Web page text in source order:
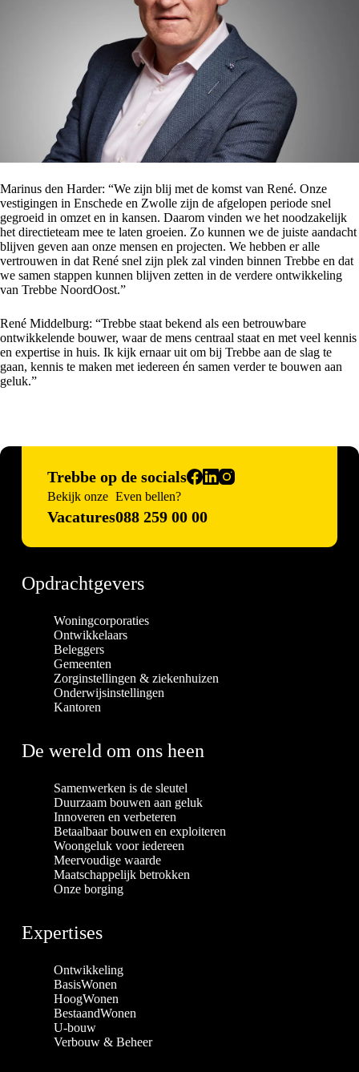
Marinus den Harder: “We zijn blij met de komst van René. Onze
vestigingen in Enschede en Zwolle zijn de afgelopen periode snel
gegroeid in omzet en in kansen. Daarom vinden we het noodzakelijk
het directieteam mee te laten groeien. Zo kunnen we de juiste aandacht
blijven geven aan onze mensen en projecten. We hebben er alle
vertrouwen in dat René snel zijn plek zal vinden binnen Trebbe en dat
we samen stappen kunnen blijven zetten in de verdere ontwikkeling
van Trebbe NoordOost.”
René Middelburg: “Trebbe staat bekend als een betrouwbare
ontwikkelende bouwer, waar de mens centraal staat en met veel kennis
en expertise in huis. Ik kijk ernaar uit om bij Trebbe aan de slag te
gaan, kennis te maken met iedereen én samen verder te bouwen aan
geluk.”
Trebbe op de socials
Bekijk onze
Vacatures
Even bellen?
088 259 00 00
Opdrachtgevers
Woningcorporaties
Ontwikkelaars
Beleggers
Gemeenten
Zorginstellingen & ziekenhuizen
Onderwijsinstellingen
Kantoren
De wereld om ons heen
Samenwerken is de sleutel
Duurzaam bouwen aan geluk
Innoveren en verbeteren
Betaalbaar bouwen en exploiteren
Woongeluk voor iedereen
Meervoudige waarde
Maatschappelijk betrokken
Onze borging
Expertises
Ontwikkeling
BasisWonen
HoogWonen
BestaandWonen
U-bouw
Verbouw & Beheer